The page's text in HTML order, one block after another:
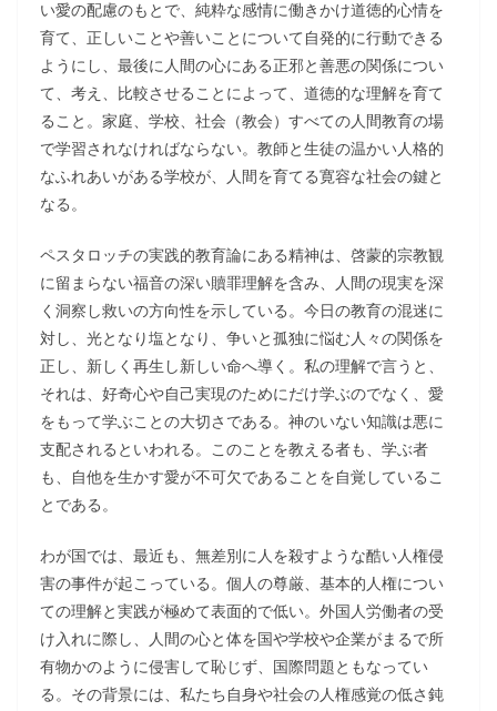
い愛の配慮のもとで、純粋な感情に働きかけ道徳的心情を
育て、正しいことや善いことについて自発的に行動できる
ようにし、最後に人間の心にある正邪と善悪の関係につい
て、考え、比較させることによって、道徳的な理解を育て
ること。家庭、学校、社会（教会）すべての人間教育の場
で学習されなければならない。教師と生徒の温かい人格的
なふれあいがある学校が、人間を育てる寛容な社会の鍵と
なる。
ペスタロッチの実践的教育論にある精神は、啓蒙的宗教観
に留まらない福音の深い贖罪理解を含み、人間の現実を深
く洞察し救いの方向性を示している。今日の教育の混迷に
対し、光となり塩となり、争いと孤独に悩む人々の関係を
正し、新しく再生し新しい命へ導く。私の理解で言うと、
それは、好奇心や自己実現のためにだけ学ぶのでなく、愛
をもって学ぶことの大切さである。神のいない知識は悪に
支配されるといわれる。このことを教える者も、学ぶ者
も、自他を生かす愛が不可欠であることを自覚しているこ
とである。
わが国では、最近も、無差別に人を殺すような酷い人権侵
害の事件が起こっている。個人の尊厳、基本的人権につい
ての理解と実践が極めて表面的で低い。外国人労働者の受
け入れに際し、人間の心と体を国や学校や企業がまるで所
有物かのように侵害して恥じず、国際問題ともなってい
る。その背景には、私たち自身や社会の人権感覚の低さ鈍